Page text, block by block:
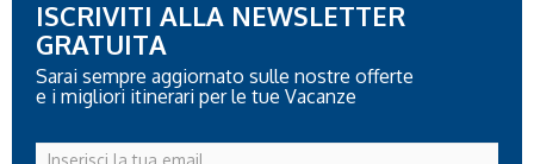
ISCRIVITI ALLA NEWSLETTER
GRATUITA
Sarai sempre aggiornato sulle nostre offerte
e i migliori itinerari per le tue Vacanze
Inserisci